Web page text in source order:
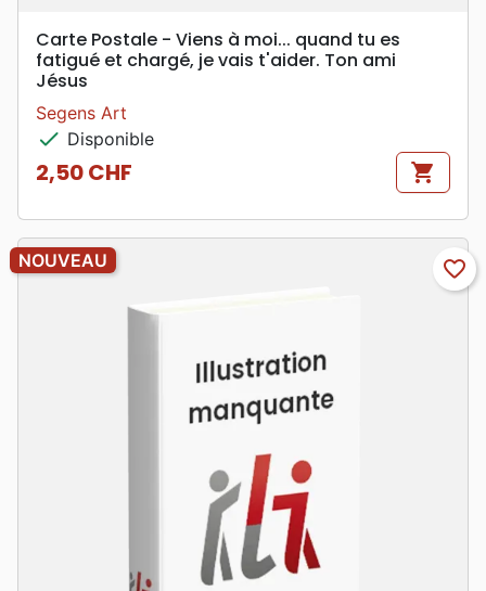
Carte Postale - Viens à moi... quand tu es
fatigué et chargé, je vais t'aider. Ton ami
Jésus
Segens Art
check Disponible
Prix
2,50 CHF shopping_cart
NOUVEAU favorite_border